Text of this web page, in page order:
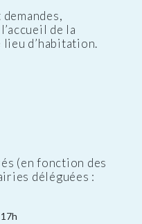
de la
d’habitation.
(en fonction des
déléguées :